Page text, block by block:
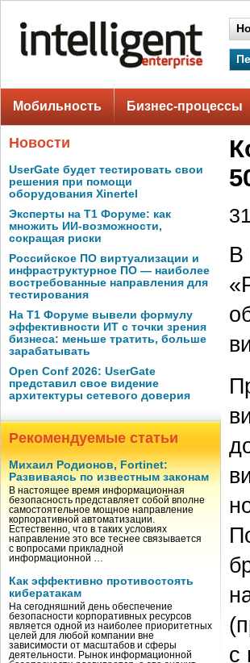
Мобильность Бизнес-процессы
Новости
UserGate будет тестировать свои
решения при помощи
оборудования Xinertel
Эксперты на Т1 Форуме: как
множить ИИ-возможности,
сокращая риски
Российское ПО виртуализации и
инфраструктурное ПО — наиболее
востребованные направления для
тестирования
На Т1 Форуме вывели формулу
эффективности ИТ с точки зрения
бизнеса: меньше тратить, больше
зарабатывать
Open Conf 2026: UserGate
представил свое видение
архитектуры сетевого доверия
Рекомендуемые статьи
Михаил Родионов, Fortinet:
Развиваясь по известным законам
В настоящее время информационная
безопасность представляет собой вполне
самостоятельное мощное направление
корпоративной автоматизации.
Естественно, что в таких условиях
направление это все теснее связывается
с вопросами прикладной
информационной …
Как эффективно противостоять
кибератакам
На сегодняшний день обеспечение
безопасности корпоративных ресурсов
является одной из наиболее приоритетных
целей для любой компании вне
зависимости от масштабов и сферы
деятельности. Рынок информационной
В
с